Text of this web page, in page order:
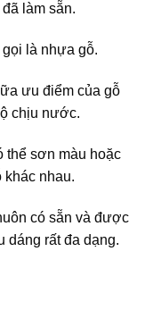
làm sẵn.
là nhựa gỗ.
ưu điểm của gỗ
chịu nước.
thể sơn màu hoặc
khác nhau.
có sẵn và được
dáng rất đa dạng.